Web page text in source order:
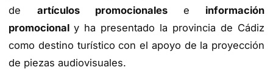
de artículos promocionales e información
promocional y ha presentado la provincia de Cádiz
como destino turístico con el apoyo de la proyección
de piezas audiovisuales.